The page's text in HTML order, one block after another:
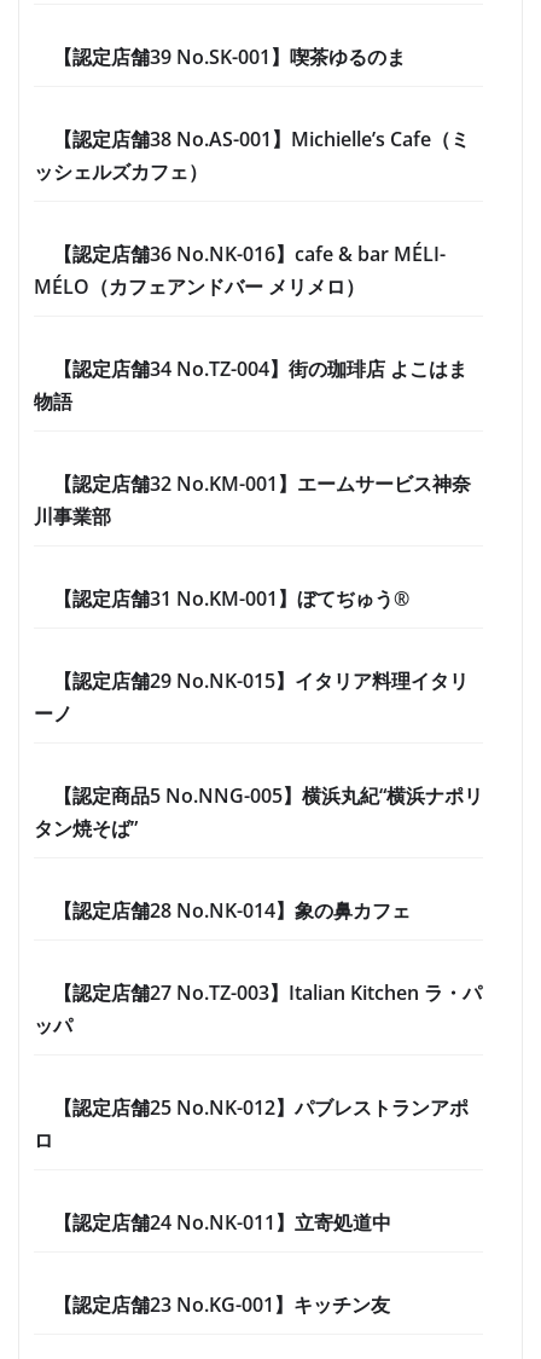
【認定店舗39 No.SK-001】喫茶ゆるのま
【認定店舗38 No.AS-001】Michielle’s Cafe（ミ
ッシェルズカフェ）
【認定店舗36 No.NK-016】cafe & bar MÉLI-
MÉLO（カフェアンドバー メリメロ）
【認定店舗34 No.TZ-004】街の珈琲店 よこはま
物語
【認定店舗32 No.KM-001】エームサービス神奈
川事業部
【認定店舗31 No.KM-001】ぼてぢゅう®
【認定店舗29 No.NK-015】イタリア料理イタリ
ーノ
【認定商品5 No.NNG-005】横浜丸紀“横浜ナポリ
タン焼そば”
【認定店舗28 No.NK-014】象の鼻カフェ
【認定店舗27 No.TZ-003】Italian Kitchen ラ・パ
ッパ
【認定店舗25 No.NK-012】パブレストランアポ
ロ
【認定店舗24 No.NK-011】立寄処道中
【認定店舗23 No.KG-001】キッチン友